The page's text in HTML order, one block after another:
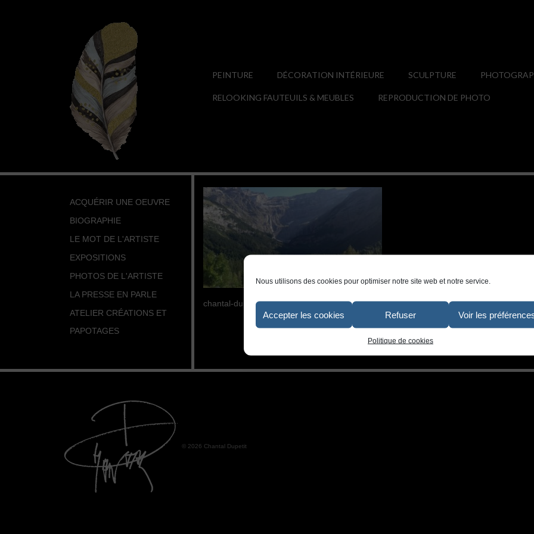
Nous utilisons des cookies pour optimiser notre site web et notre service.
Accepter les cookies Refuser Voir les
Politique de cookies
PEINTURE DÉCORATION INTÉRIEURE SCULPTURE
RELOOKING FAUTEUILS & MEUBLES REPRODUCTION DE PHOTO
chantal-dupetit-artiste-peintre-photographie-exterieur-verdure-paysage-montagne
ACQUÉRIR UNE OEUVRE
BIOGRAPHIE
LE MOT DE L'ARTISTE
EXPOSITIONS
PHOTOS DE L'ARTISTE
LA PRESSE EN PARLE
ATELIER CRÉATIONS ET
PAPOTAGES
© 2026 Chantal Dupetit